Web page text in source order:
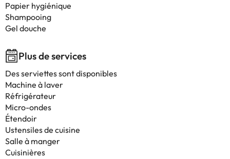
Papier hygiénique
Shampooing
Gel douche
Plus de services
Des serviettes sont disponibles
Machine à laver
Réfrigérateur
Micro-ondes
Étendoir
Ustensiles de cuisine
Salle à manger
Cuisinières